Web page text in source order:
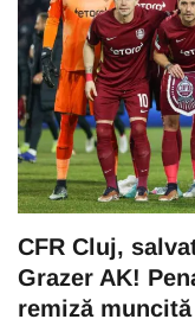
CFR Cluj,
Grazer AK!
remiză